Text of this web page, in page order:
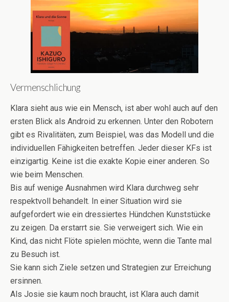
Vermenschlichung
Klara sieht aus wie ein Mensch, ist aber wohl auch auf den
ersten Blick als Android zu erkennen. Unter den Robotern
gibt es Rivalitäten, zum Beispiel, was das Modell und die
individuellen Fähigkeiten betreffen. Jeder dieser KFs ist
einzigartig. Keine ist die exakte Kopie einer anderen. So
wie beim Menschen.
Bis auf wenige Ausnahmen wird Klara durchweg sehr
respektvoll behandelt. In einer Situation wird sie
aufgefordert wie ein dressiertes Hündchen Kunststücke
zu zeigen. Da erstarrt sie. Sie verweigert sich. Wie ein
Kind, das nicht Flöte spielen möchte, wenn die Tante mal
zu Besuch ist.
Sie kann sich Ziele setzen und Strategien zur Erreichung
ersinnen.
Als Josie sie kaum noch braucht, ist Klara auch damit